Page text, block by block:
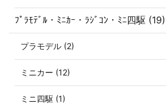
ﾌﾟﾗﾓﾃﾞﾙ・ﾐﾆｶｰ・ﾗｼﾞｺﾝ・ﾐﾆ四駆 (19)
プラモデル (2)
ミニカー (12)
ミニ四駆 (1)